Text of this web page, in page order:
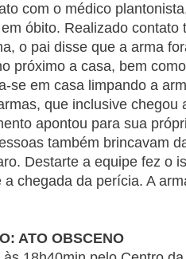
com o médico
óbito. Realizado contato
o pai disse que a arma
próximo a casa, bem
se em casa limpando a
que inclusive chegou
apontou para sua
também brincavam
Destarte a equipe fez o
chegada da perícia. A
ATO OBSCENO